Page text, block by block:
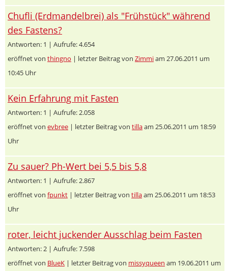
Chufli (Erdmandelbrei) als "Frühstück" während
des Fastens?
Antworten: 1 | Aufrufe: 4.654
eröffnet von thingno | letzter Beitrag von Zimmiam 27.06.2011 um
10:45 Uhr
Kein Erfahrung mit Fasten
Antworten: 1 | Aufrufe: 2.058
eröffnet von evbree | letzter Beitrag von tillaam 25.06.2011 um 18:59
Uhr
Zu sauer? Ph-Wert bei 5,5 bis 5,8
Antworten: 1 | Aufrufe: 2.867
eröffnet von fpunkt | letzter Beitrag von tillaam 25.06.2011 um 18:53
Uhr
roter, leicht juckender Ausschlag beim Fasten
Antworten: 2 | Aufrufe: 7.598
eröffnet von BlueK | letzter Beitrag von missyqueen am 19.06.2011 um